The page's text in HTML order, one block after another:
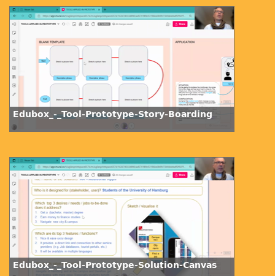
Edubox_-_Tool-Prototype-Story-Boarding
Edubox_-_Tool-Prototype-Solution-Canvas